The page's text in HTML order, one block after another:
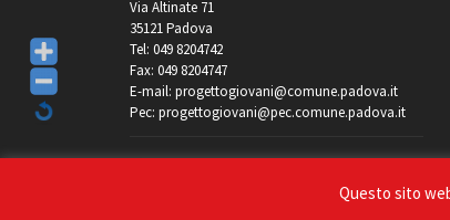
Via Altinate 71
35121 Padova
Tel: 049 8204742
Fax: 049 8204747
E-mail: progettogiovani@comune.padova.it
Pec: progettogiovani@pec.comune.padova.it
Questo sito